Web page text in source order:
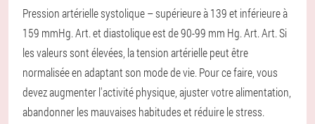
Pression artérielle systolique – supérieure à 139 et inférieure à
159 mmHg. Art. et diastolique est de 90-99 mm Hg. Art. Art. Si
les valeurs sont élevées, la tension artérielle peut être
normalisée en adaptant son mode de vie. Pour ce faire, vous
devez augmenter l'activité physique, ajuster votre alimentation,
abandonner les mauvaises habitudes et réduire le stress.